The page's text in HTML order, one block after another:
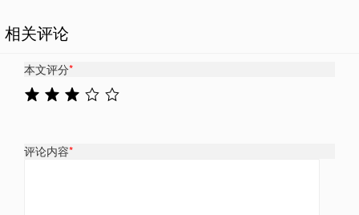
相关评论
本文评分*
评论内容*